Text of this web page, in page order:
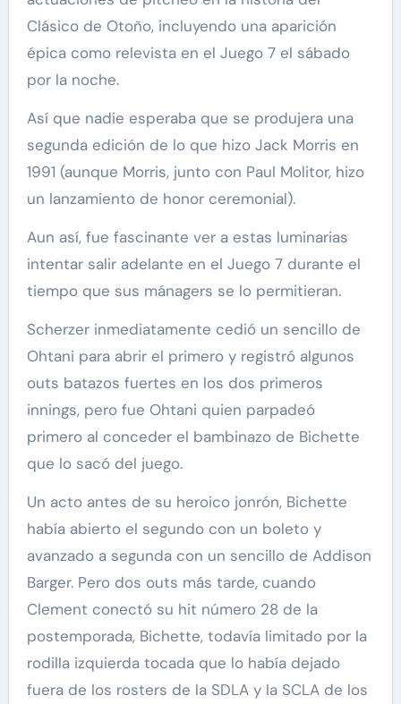
Clásico de Otoño, incluyendo una aparición
épica como relevista en el Juego 7 el sábado
por la noche.
Así que nadie esperaba que se produjera una
segunda edición de lo que hizo Jack Morris en
1991 (aunque Morris, junto con Paul Molitor, hizo
un lanzamiento de honor ceremonial).
Aun así, fue fascinante ver a estas luminarias
intentar salir adelante en el Juego 7 durante el
tiempo que sus mánagers se lo permitieran.
Scherzer inmediatamente cedió un sencillo de
Ohtani para abrir el primero y registró algunos
outs batazos fuertes en los dos primeros
innings, pero fue Ohtani quien parpadeó
primero al conceder el bambinazo de Bichette
que lo sacó del juego.
Un acto antes de su heroico jonrón, Bichette
había abierto el segundo con un boleto y
avanzado a segunda con un sencillo de Addison
Barger. Pero dos outs más tarde, cuando
Clement conectó su hit número 28 de la
postemporada, Bichette, todavía limitado por la
rodilla izquierda tocada que lo había dejado
fuera de los rosters de la SDLA y la SCLA de los